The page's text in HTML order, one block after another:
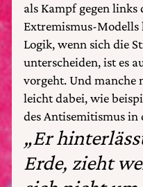
als Kampf gegen links
Extremismus-Modells
Logik, wenn sich die
unterscheiden, ist es
vorgeht. Und manche
leicht dabei, wie
des Antisemitismus in
„Er
Erde, zieht